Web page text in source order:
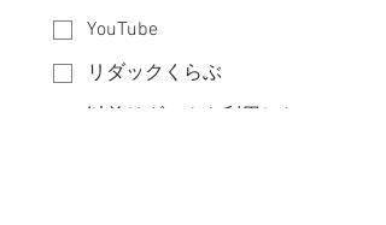
YouTube
リダックくらぶ